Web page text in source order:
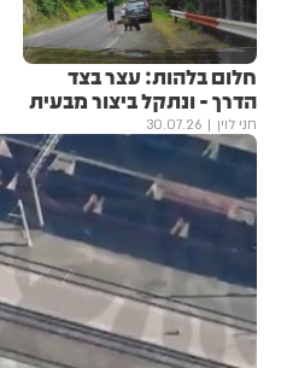
חלום בלהות: עצר בצד
הדרך - ונתקל ביצור מבעית
חני לוין 30.07.26